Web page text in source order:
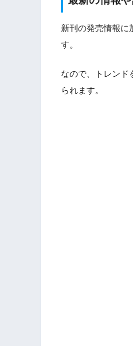
新刊の発売情報に
す。
なので、トレンド
られます。